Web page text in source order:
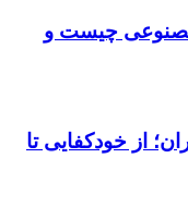
مصنوعی چیست و
از خودکفایی تا